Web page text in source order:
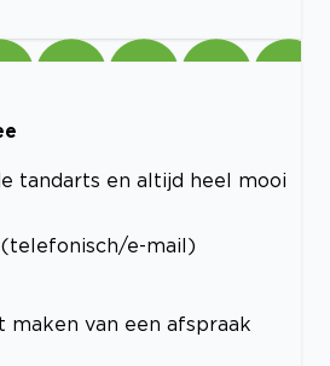
tandarts en altijd heel mooi
e-mail)
van een afspraak